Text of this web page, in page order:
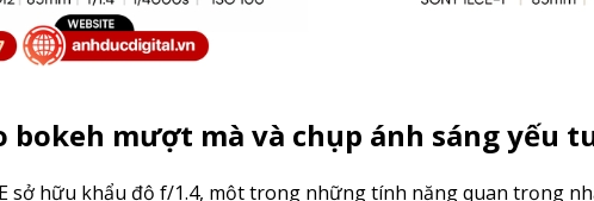
bokeh mượt mà và chụp ánh sáng yếu
sở hữu khẩu độ f/1.4, một trong những tính năng quan trọng